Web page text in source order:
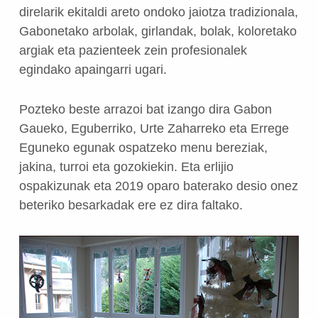
direlarik ekitaldi areto ondoko jaiotza tradizionala,
Gabonetako arbolak, girlandak, bolak, koloretako
argiak eta pazienteek zein profesionalek
egindako apaingarri ugari.
Pozteko beste arrazoi bat izango dira Gabon
Gaueko, Eguberriko, Urte Zaharreko eta Errege
Eguneko egunak ospatzeko menu bereziak,
jakina, turroi eta gozokiekin. Eta erlijio
ospakizunak eta 2019 oparo baterako desio onez
beteriko besarkadak ere ez dira faltako.